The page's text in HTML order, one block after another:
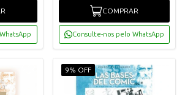
COMPRAR
Consulte-nos pelo WhatsApp
9% OFF